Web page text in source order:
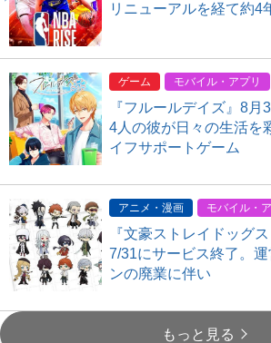
リニューアルを経て約4
ゲーム モバイル・アプリ
『フルールデイズ』8月
4人の彼が日々の生活を
イフサポートゲーム
アニメ・漫画 モバイル・
『文豪ストレイドッグ
7/31にサービス終了。
ンの廃業に伴い
もっと見る